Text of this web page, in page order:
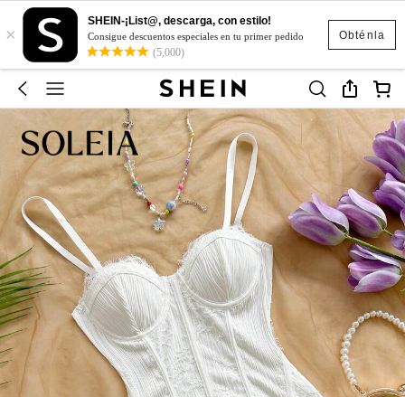
Obténla
×
SHEIN-¡List@, descarga, con estilo!
Consigue descuentos especiales en tu primer pedido
(5,000)